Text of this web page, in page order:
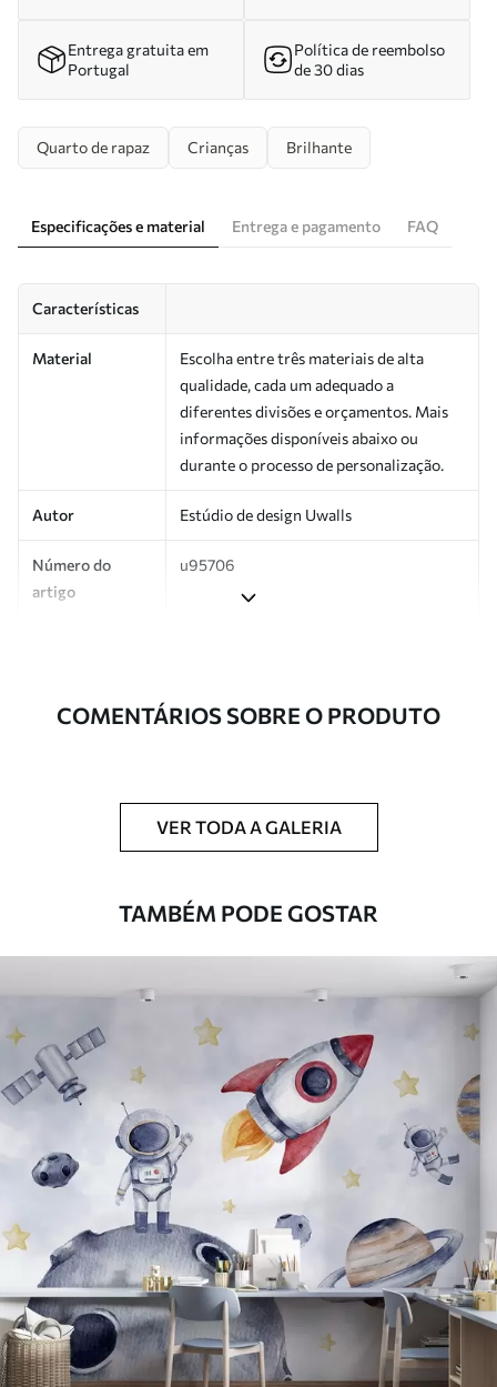
Entrega gratuita em
Portugal
Política de reembolso
de 30 dias
Quarto de rapaz Crianças Brilhante
Especificações e material Entrega e pagamento FAQ
Características
Material
Escolha entre três materiais de alta
qualidade, cada um adequado a
diferentes divisões e orçamentos. Mais
informações disponíveis abaixo ou
durante o processo de personalização.
Autor Estúdio de design Uwalls
Número do
artigo
u95706
Adicionalmente
Disponível com revestimento de verniz
esponja macia. Murais de parede com
revestimento de verniz podem ser limpos
Aplicação perfeita
Standard
.00 €/m²
Premium
.00 €/m²
Vinil Premium
65.0039.00€/m²
Peel and Stick
COMENTÁRIOS SOBRE O PRODUTO
VER TODA A GALERIA
TAMBÉM PODE GOSTAR